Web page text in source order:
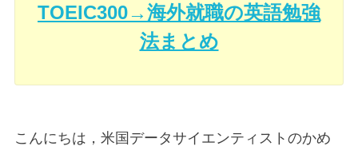
TOEIC300→海外就職の英語勉強
法まとめ
こんにちは，米国データサイエンティストのかめ